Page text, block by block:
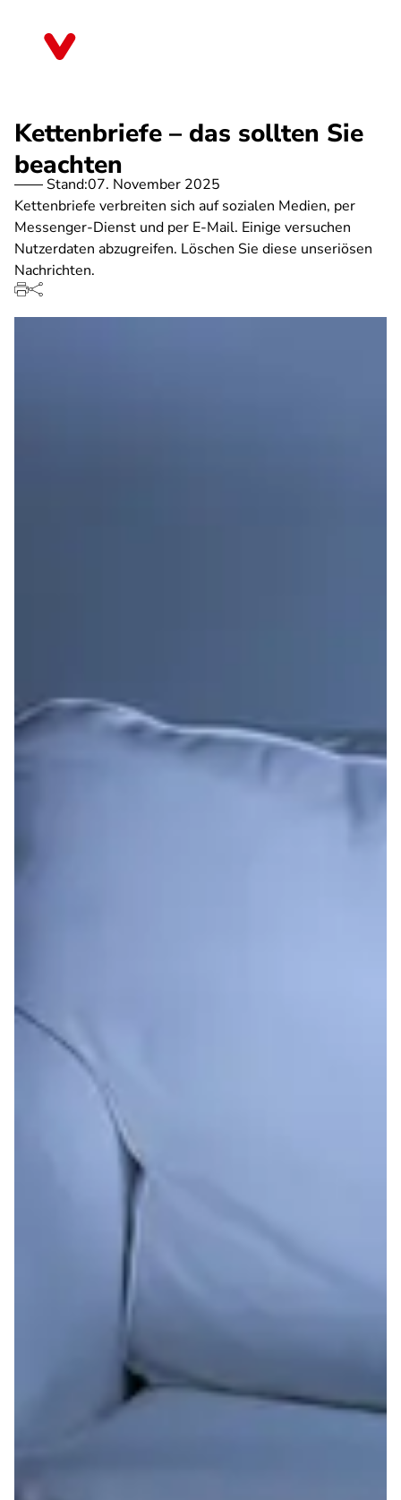
Kettenbriefe – das sollten Sie
beachten
Stand:07. November 2025
Kettenbriefe verbreiten sich auf sozialen Medien, per
Messenger-Dienst und per E-Mail. Einige versuchen
Nutzerdaten abzugreifen. Löschen Sie diese unseriösen
Nachrichten.